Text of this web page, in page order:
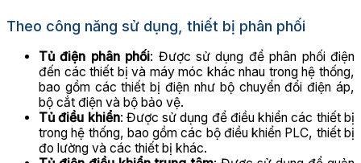
Theo công năng sử dụng, thiết bị phân phối
Tủ điện phân phối: Được sử dụng để phân phối điện
đến các thiết bị và máy móc khác nhau trong hệ thống,
bao gồm các thiết bị điện như bộ chuyển đổi điện áp,
bộ cắt điện và bộ bảo vệ.
Tủ điều khiển: Được sử dụng để điều khiển các thiết bị
trong hệ thống, bao gồm các bộ điều khiển PLC, thiết bị
đo lường và các thiết bị khác.